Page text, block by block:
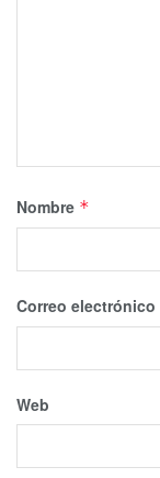
Nombre *
Correo electrónico
Web